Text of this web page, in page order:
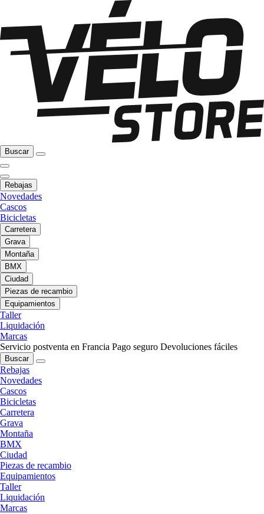
Buscar
Rebajas
Novedades
Cascos
Bicicletas
Carretera
Grava
Montaña
BMX
Ciudad
Piezas de recambio
Equipamientos
Taller
Liquidación
Marcas
Servicio postventa en Francia Pago seguro Devoluciones fáciles
Buscar
Rebajas
Novedades
Cascos
Bicicletas
Carretera
Grava
Montaña
BMX
Ciudad
Piezas de recambio
Equipamientos
Taller
Liquidación
Marcas